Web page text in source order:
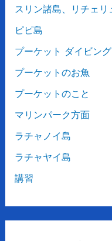
スリン諸島、リチェリ
ピピ島
プーケット ダイビング
プーケットのお魚
プーケットのこと
マリンパーク方面
ラチャノイ島
ラチャヤイ島
講習